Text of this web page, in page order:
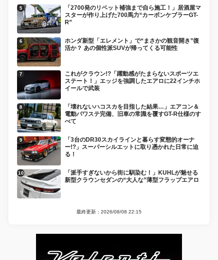
「2700発のリベット補強まで自ら施工！」居酒屋マ
スターが作り上げた700馬力“カーボンケブラーGT-
R”
ホンダ新型「エレメント」で“まさかの観音開き”復
活か？ あの個性派SUVが帰ってくる可能性
これがクラウン!?「躍動感がたまらないスポーツエ
ステート！」エッジを強調したエアロに22インチホ
イールで武装
「壊れないハコスカを目指した結果…」エアコン＆
電動パワステ完備、旧車の常識を覆すGT-R仕様のす
べて
「3台のDR30スカイラインと暮らす変態的オーナ
ー!?」スーパーシルエットに取り憑かれた日常に迫
る！
「派手すぎないから街に馴染む！」KUHLが魅せる
新型クラウンセダンの“大人な”薄型フラップエアロ
最終更新：2026/08/08 22:15